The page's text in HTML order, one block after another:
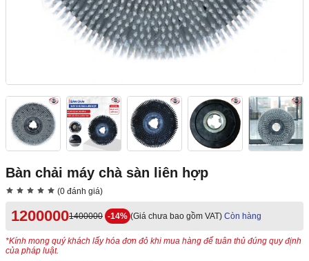
Bàn chải máy chà sàn liên hợp
(0 đánh giá)
12000001400000 -14% (Giá chưa bao gồm VAT) Còn hàng
*Kính mong quý khách lấy hóa đơn đỏ khi mua hàng để tuân thủ đúng quy định
của pháp luật.